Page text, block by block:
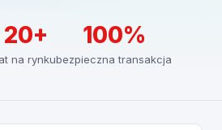
20+
na rynku
100%
bezpieczna transakcja